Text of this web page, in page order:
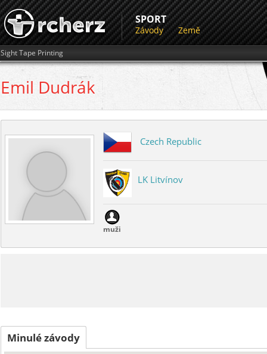
SPORT
Závody Země
Sight Tape Printing
Emil Dudrák
Czech Republic
LK Litvínov
muži
Minulé závody